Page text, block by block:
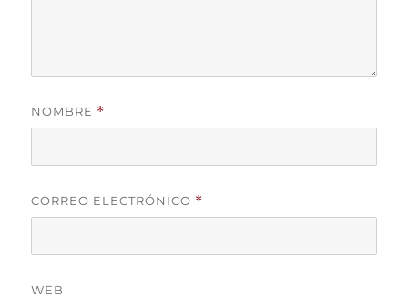
NOMBRE *
CORREO ELECTRÓNICO *
WEB